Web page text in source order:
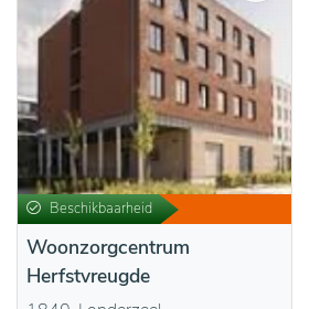
Beschikbaarheid
Woonzorgcentrum
Herfstvreugde